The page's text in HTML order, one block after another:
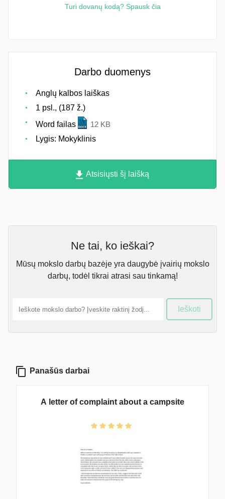
Turi dovanų kodą? Spausk čia
Darbo duomenys
Anglų kalbos laiškas
1 psl., (187 ž.)
Word failas
12 KB
Lygis: Mokyklinis
Atsisiųsti šį laišką
Ne tai, ko ieškai?
Mūsų mokslo darbų bazėje yra daugybė įvairių mokslo
darbų, todėl tikrai atrasi sau tinkamą!
Ieškoti
Panašūs darbai
A letter of complaint about a campsite